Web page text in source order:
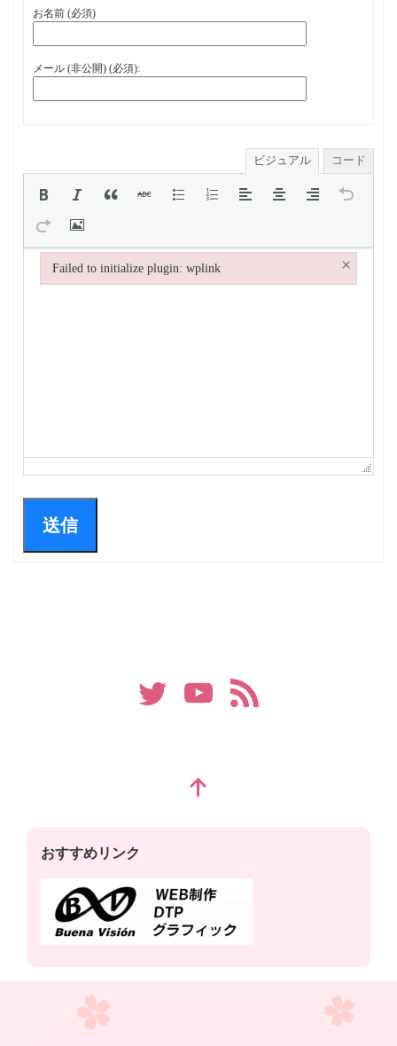
お名前 (必須)
メール (非公開) (必須):
ビジュアル コード
送信
おすすめリンク
Failed to initialize plugin: wplink ×
Failed to initialize plugin: wplink